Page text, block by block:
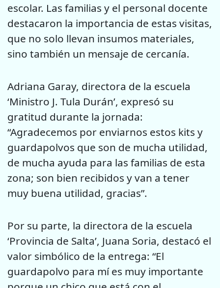
escolar. Las familias y el personal docente
destacaron la importancia de estas visitas,
que no solo llevan insumos materiales,
sino también un mensaje de cercanía.
Adriana Garay, directora de la escuela
‘Ministro J. Tula Durán’, expresó su
gratitud durante la jornada:
“Agradecemos por enviarnos estos kits y
guardapolvos que son de mucha utilidad,
de mucha ayuda para las familias de esta
zona; son bien recibidos y van a tener
muy buena utilidad, gracias”.
Por su parte, la directora de la escuela
‘Provincia de Salta’, Juana Soria, destacó el
valor simbólico de la entrega: “El
guardapolvo para mí es muy importante